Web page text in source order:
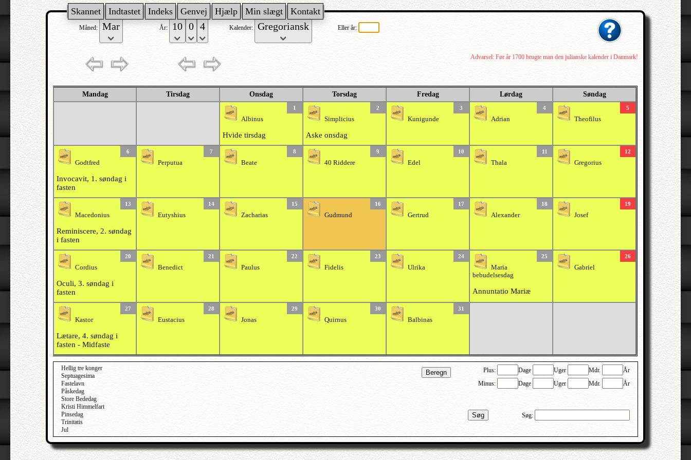
Skannet Indtastet Indeks Genvej Hjælp Min slægt Kontakt
Måned: År: Kalender: Eller år:
Advarsel: Før år 1700 brugte man den julianske kalender i Danmark!
Mandag Tirsdag Onsdag Torsdag Fredag Lørdag Søndag
1
Albinus
Hvide tirsdag
2
Simplicius
Aske onsdag
3
Kunigunde
4
Adrian
5
Theofilus
6
Godtfred
Invocavit, 1. søndag i
fasten
7
Perputua
8
Beate
9
40 Riddere
10
Edel
11
Thala
12
Gregorius
13
Macedonius
Reminiscere, 2. søndag
i fasten
14
Eutyshius
15
Zacharias
16
Gudmund
17
Gertrud
18
Alexander
19
Josef
20
Cordius
Oculi, 3. søndag i
fasten
21
Benedict
22
Paulus
23
Fidelis
24
Ulrika
25
Maria
bebudelsesdag
Annuntatio Mariæ
26
Gabriel
27
Kastor
Lætare, 4. søndag i
fasten - Midfaste
28
Eustacius
29
Jonas
30
Quirnus
31
Balbinas
Beregn Plus: Dage Uger Mdr.
År
Minus:
Dage Uger Mdr. År
Søg Søg:
Hellig tre konger
Septuagesima
Fastelavn
Påskedag
Store Bededag
Kristi Himmelfart
Pinsedag
Trinitatis
Jul